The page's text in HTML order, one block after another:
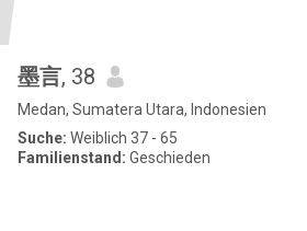
墨言, 38
Medan, Sumatera Utara, Indonesien
Suche: Weiblich 37 - 65
Familienstand: Geschieden